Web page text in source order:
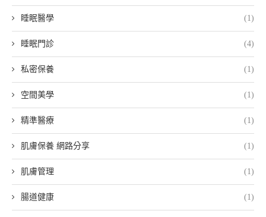
睡眠醫學 (1)
睡眠門診 (4)
私密保養 (1)
空間美學 (1)
精準醫療 (1)
肌膚保養 網路分享 (1)
肌膚管理 (1)
腸道健康 (1)